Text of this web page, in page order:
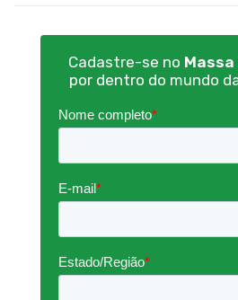
Cadastre-se no
por dentro do mundo